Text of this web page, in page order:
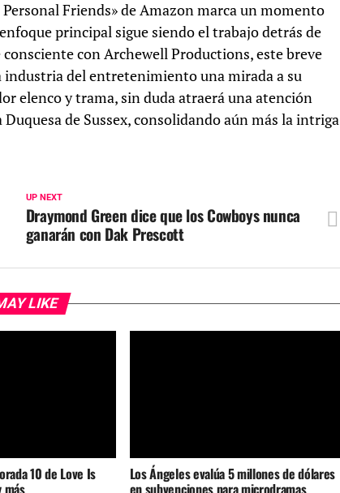
Friends» de Amazon marca un momento
principal sigue siendo el trabajo detrás de
con Archewell Productions, este breve
industria del entretenimiento una mirada a su
elenco y trama, sin duda atraerá una atención
de Sussex, consolidando aún más la intriga
UP NEXT
Draymond Green dice que los Cowboys nunca
ganarán con Dak Prescott
LIKE
10 de Love Is Los Ángeles evalúa 5 millones de dólares